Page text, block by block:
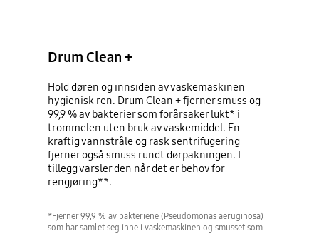
Drum Clean +
Hold døren og innsiden av vaskemaskinen
hygienisk ren. Drum Clean + fjerner smuss og
99,9 % av bakterier som forårsaker lukt* i
trommelen uten bruk av vaskemiddel. En
kraftig vannstråle og rask sentrifugering
fjerner også smuss rundt dørpakningen. I
tillegg varsler den når det er behov for
rengjøring**.
*Fjerner 99,9 % av bakteriene (Pseudomonas aeruginosa)
som har samlet seg inne i vaskemaskinen og smusset som